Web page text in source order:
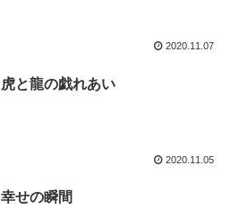
2020.11.07
虎と龍の戯れあい
2020.11.05
幸せの瞬間